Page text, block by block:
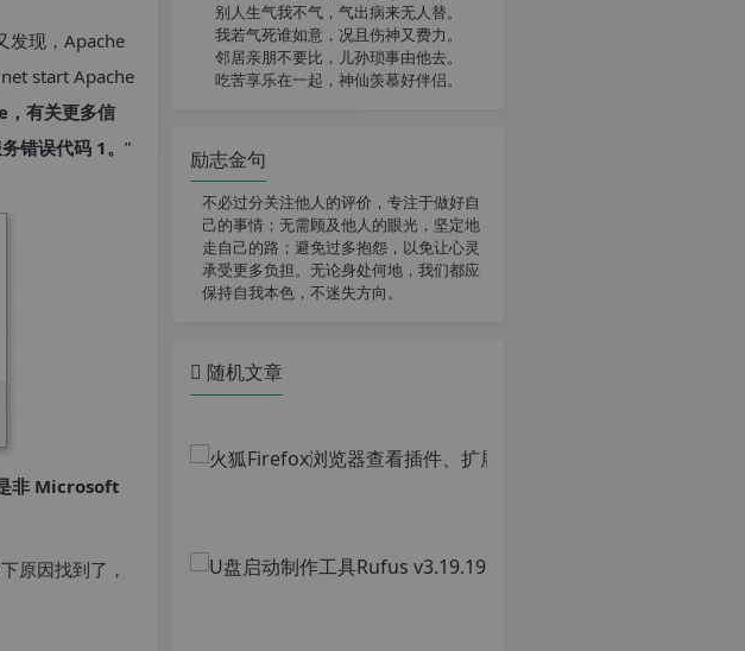
发现，Apache
start Apache
有关更多信
错误代码 1。 ”
非 Microsoft
原因找到了，
别人生气我不气，气出病来无人替。
我若气死谁如意，况且伤神又费力。
邻居亲朋不要比，儿孙琐事由他去。
吃苦享乐在一起，神仙羡慕好伴侣。
励志金句
不必过分关注他人的评价，专注于做好自
己的事情；无需顾及他人的眼光，坚定地
走自己的路；避免过多抱怨，以免让心灵
承受更多负担。无论身处何地，我们都应
保持自我本色，不迷失方向。
随机文章